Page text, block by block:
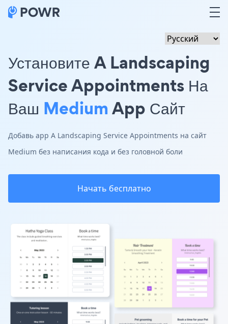
Установите A Landscaping
Service Appointments На
Ваш MediumApp Сайт
Добавь app A Landscaping Service Appointments на сайт
Medium без написания кода и без головной боли
Начать бесплатно